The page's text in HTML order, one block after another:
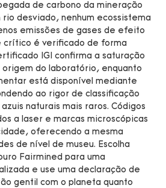
de carbono da mineração
desviado, nenhum ecossistema
emissões de gases de efeito
crítico é verificado de forma
IGI confirma a saturação
do laboratório, enquanto
está disponível mediante
ao rigor de classificação
naturais mais raros. Códigos
a laser e marcas microscópicas
oferecendo a mesma
de nível de museu. Escolha
Fairmined para uma
e use uma declaração de
gentil com o planeta quanto